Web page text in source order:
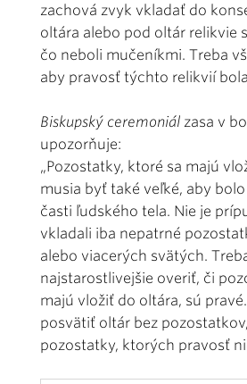
zachová zvyk vkladať do
oltára alebo pod oltár relikvie
čo neboli mučeníkmi. Treba
aby pravosť týchto relikvií
Biskupský ceremoniál zasa v
upozorňuje:
„Pozostatky, ktoré sa majú
musia byť také veľké, aby
časti ľudského tela. Nie je
vkladali iba nepatrné
alebo viacerých svätých.
najstarostlivejšie overiť, či
majú vložiť do oltára, sú
posvätiť oltár bez
pozostatky, ktorých pravosť